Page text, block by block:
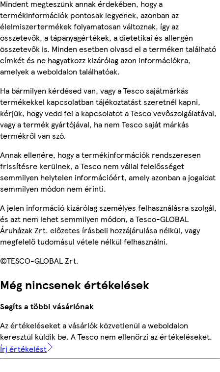
Mindent megteszünk annak érdekében, hogy a
termékinformációk pontosak legyenek, azonban az
élelmiszertermékek folyamatosan változnak, így az
összetevők, a tápanyagértékek, a dietetikai és allergén
összetevők is. Minden esetben olvasd el a terméken található
címkét és ne hagyatkozz kizárólag azon információkra,
amelyek a weboldalon találhatóak.
Ha bármilyen kérdésed van, vagy a Tesco sajátmárkás
termékekkel kapcsolatban tájékoztatást szeretnél kapni,
kérjük, hogy vedd fel a kapcsolatot a Tesco vevőszolgálatával,
vagy a termék gyártójával, ha nem Tesco saját márkás
termékről van szó.
Annak ellenére, hogy a termékinformációk rendszeresen
frissítésre kerülnek, a Tesco nem vállal felelősséget
semmilyen helytelen információért, amely azonban a jogaidat
semmilyen módon nem érinti.
A jelen információ kizárólag személyes felhasználásra szolgál,
és azt nem lehet semmilyen módon, a Tesco-GLOBAL
Áruházak Zrt. előzetes írásbeli hozzájárulása nélkül, vagy
megfelelő tudomásul vétele nélkül felhasználni.
©TESCO-GLOBAL Zrt.
Még nincsenek értékelések
Segíts a többi vásárlónak
Az értékeléseket a vásárlók közvetlenül a weboldalon
keresztül küldik be. A Tesco nem ellenőrzi az értékeléseket.
Írj értékelést